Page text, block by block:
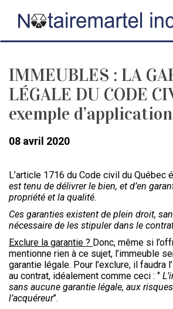
IMMEUBLES : LA
LÉGALE DU CODE
exemple d’application
08 avril 2020
L’article 1716 du Code civil du Québec
est tenu de délivrer le bien, et d’en
propriété et la qualité.
Ces garanties existent de plein droit,
nécessaire de les stipuler dans le
Exclure la garantie ? Donc, même si
mentionne rien à ce sujet, l’immeuble
garantie légale. Pour l’exclure, il faudra
au contrat, idéalement comme ceci : ‘’
sans aucune garantie légale, aux
l’acquéreur’’.